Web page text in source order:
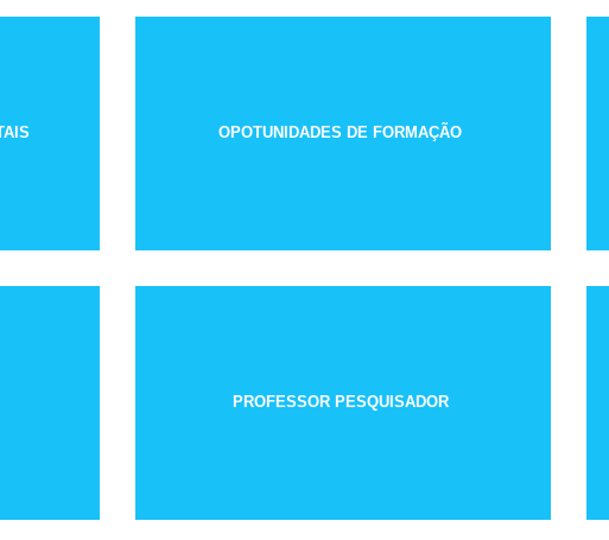
OPOTUNIDADES DE FORMAÇÃO
PROFESSOR PESQUISADOR